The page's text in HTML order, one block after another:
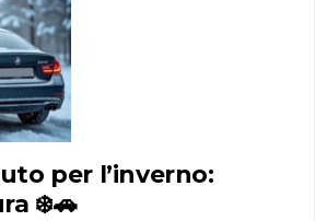
per l’inverno:
❄️🚗